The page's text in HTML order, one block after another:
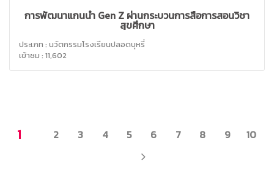
การพัฒนาแกนนำ Gen Z ผ่านกระบวนการสื่อการสอนวิชา
สุขศึกษา
ประเภท : นวัตกรรมโรงเรียนปลอดบุหรี่
เข้าชม : 11,602
1 2 3 4 5 6 7 8 9 10
NEXT